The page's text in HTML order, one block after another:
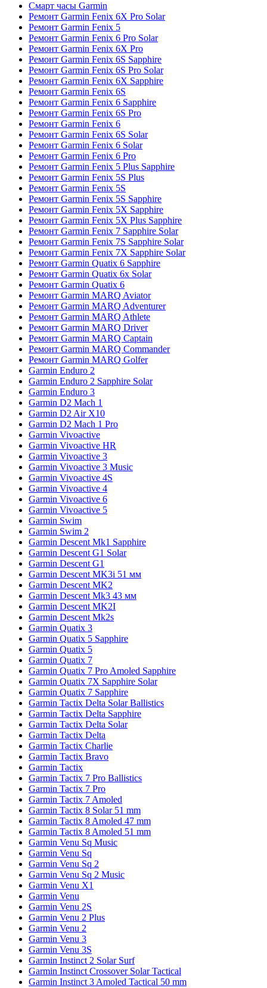
Смарт часы Garmin
Ремонт Garmin Fenix 6X Pro Solar
Ремонт Garmin Fenix 5
Ремонт Garmin Fenix 6 Pro Solar
Ремонт Garmin Fenix 6X Pro
Ремонт Garmin Fenix 6S Sapphire
Ремонт Garmin Fenix 6S Pro Solar
Ремонт Garmin Fenix 6X Sapphire
Ремонт Garmin Fenix 6S
Ремонт Garmin Fenix 6 Sapphire
Ремонт Garmin Fenix 6S Pro
Ремонт Garmin Fenix 6
Ремонт Garmin Fenix 6S Solar
Ремонт Garmin Fenix 6 Solar
Ремонт Garmin Fenix 6 Pro
Ремонт Garmin Fenix 5 Plus Sapphire
Ремонт Garmin Fenix 5S Plus
Ремонт Garmin Fenix 5S
Ремонт Garmin Fenix 5S Sapphire
Ремонт Garmin Fenix 5X Sapphire
Ремонт Garmin Fenix 5X Plus Sapphire
Ремонт Garmin Fenix 7 Sapphire Solar
Ремонт Garmin Fenix 7S Sapphire Solar
Ремонт Garmin Fenix 7X Sapphire Solar
Ремонт Garmin Quatix 6 Sapphire
Ремонт Garmin Quatix 6x Solar
Ремонт Garmin Quatix 6
Ремонт Garmin MARQ Aviator
Ремонт Garmin MARQ Adventurer
Ремонт Garmin MARQ Athlete
Ремонт Garmin MARQ Driver
Ремонт Garmin MARQ Captain
Ремонт Garmin MARQ Commander
Ремонт Garmin MARQ Golfer
Garmin Enduro 2
Garmin Enduro 2 Sapphire Solar
Garmin Enduro 3
Garmin D2 Mach 1
Garmin D2 Air X10
Garmin D2 Mach 1 Pro
Garmin Vivoactive
Garmin Vivoactive HR
Garmin Vivoactive 3
Garmin Vivoactive 3 Music
Garmin Vivoactive 4S
Garmin Vivoactive 4
Garmin Vivoactive 6
Garmin Vivoactive 5
Garmin Swim
Garmin Swim 2
Garmin Descent Mk1 Sapphire
Garmin Descent G1 Solar
Garmin Descent G1
Garmin Descent MK3i 51 мм
Garmin Descent MK2
Garmin Descent Mk3 43 мм
Garmin Descent MK2I
Garmin Descent Mk2s
Garmin Quatix 3
Garmin Quatix 5 Sapphire
Garmin Quatix 5
Garmin Quatix 7
Garmin Quatix 7 Pro Amoled Sapphire
Garmin Quatix 7X Sapphire Solar
Garmin Quatix 7 Sapphire
Garmin Tactix Delta Solar Ballistics
Garmin Tactix Delta Sapphire
Garmin Tactix Delta Solar
Garmin Tactix Delta
Garmin Tactix Charlie
Garmin Tactix Bravo
Garmin Tactix
Garmin Tactix 7 Pro Ballistics
Garmin Tactix 7 Pro
Garmin Tactix 7 Amoled
Garmin Tactix 8 Solar 51 mm
Garmin Tactix 8 Amoled 47 mm
Garmin Tactix 8 Amoled 51 mm
Garmin Venu Sq Music
Garmin Venu Sq
Garmin Venu Sq 2
Garmin Venu Sq 2 Music
Garmin Venu X1
Garmin Venu
Garmin Venu 2S
Garmin Venu 2 Plus
Garmin Venu 2
Garmin Venu 3
Garmin Venu 3S
Garmin Instinct 2 Solar Surf
Garmin Instinct Crossover Solar Tactical
Garmin Instinct 3 Amoled Tactical 50 mm